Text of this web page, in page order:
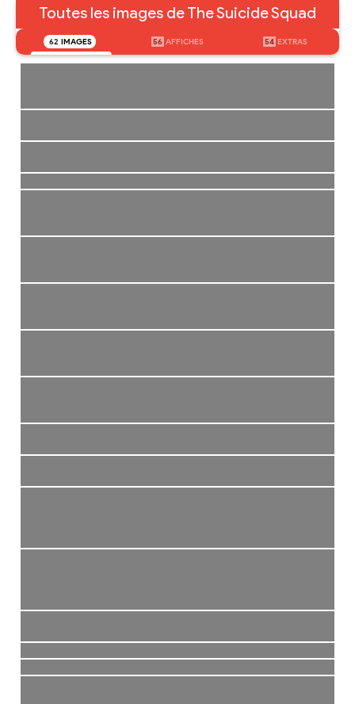
Toutes les images de The Suicide Squad
62 IMAGES 56 AFFICHES 54 EXTRAS